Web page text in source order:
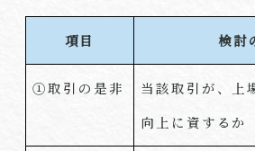
項目 検討
①取引の是非
当該取引が、上
向上に資するか